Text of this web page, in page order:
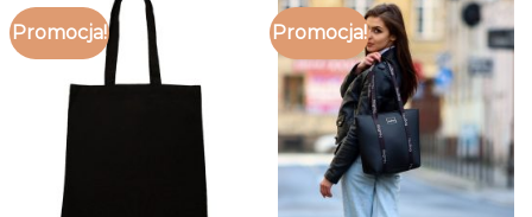
Promocja! Promocja!